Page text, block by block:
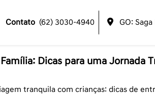
Contato (62) 3030-4940 GO:
Dicas para uma Jornada
tranquila com crianças: dicas de